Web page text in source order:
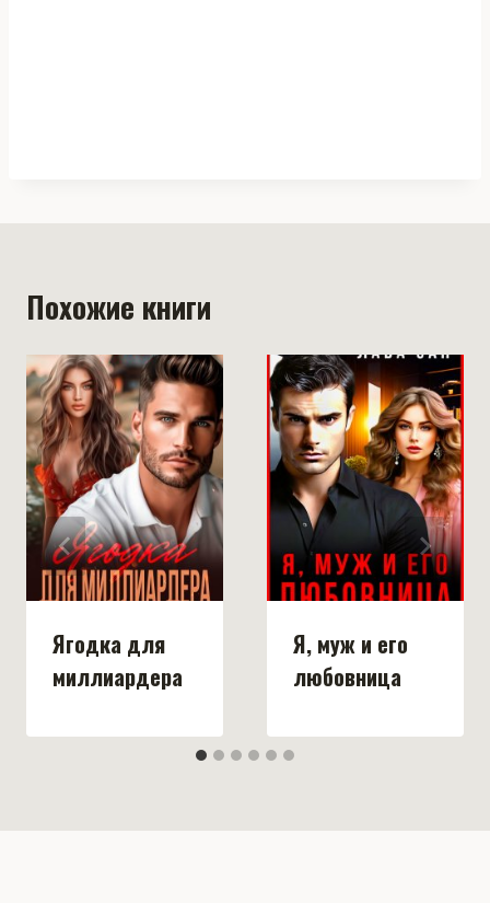
Похожие книги
Ягодка для
миллиардера
Я, муж и его
любовница